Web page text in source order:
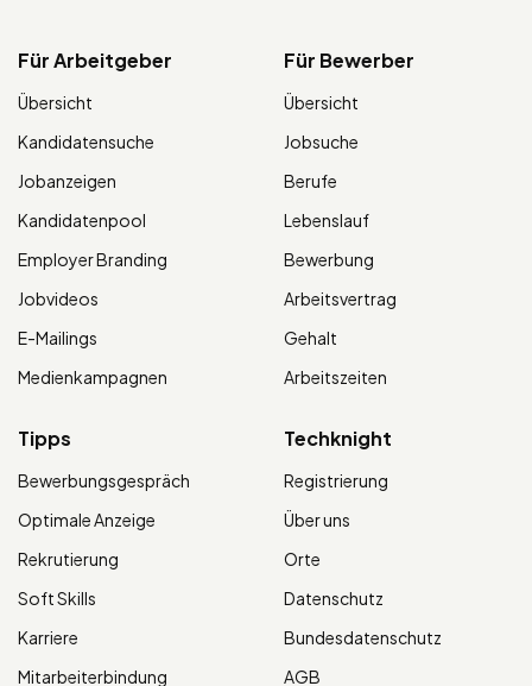
Für Arbeitgeber
Übersicht
Kandidatensuche
Jobanzeigen
Kandidatenpool
Employer Branding
Jobvideos
E-Mailings
Medienkampagnen
Für Bewerber
Übersicht
Jobsuche
Berufe
Lebenslauf
Bewerbung
Arbeitsvertrag
Gehalt
Arbeitszeiten
Tipps
Bewerbungsgespräch
Optimale Anzeige
Rekrutierung
Soft Skills
Karriere
Mitarbeiterbindung
Techknight
Registrierung
Über uns
Orte
Datenschutz
Bundesdatenschutz
AGB